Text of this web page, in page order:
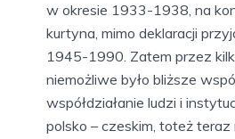
w okresie 1933-1938, na
kurtyna, mimo deklaracji
1945-1990. Zatem przez
niemożliwe było bliższe
współdziałanie ludzi i
polsko – czeskim, toteż teraz